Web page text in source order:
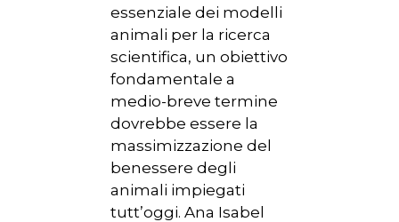
essenziale dei modelli
animali per la ricerca
scientifica, un obiettivo
fondamentale a
medio-breve termine
dovrebbe essere la
massimizzazione del
benessere degli
animali impiegati
tutt’oggi. Ana Isabel